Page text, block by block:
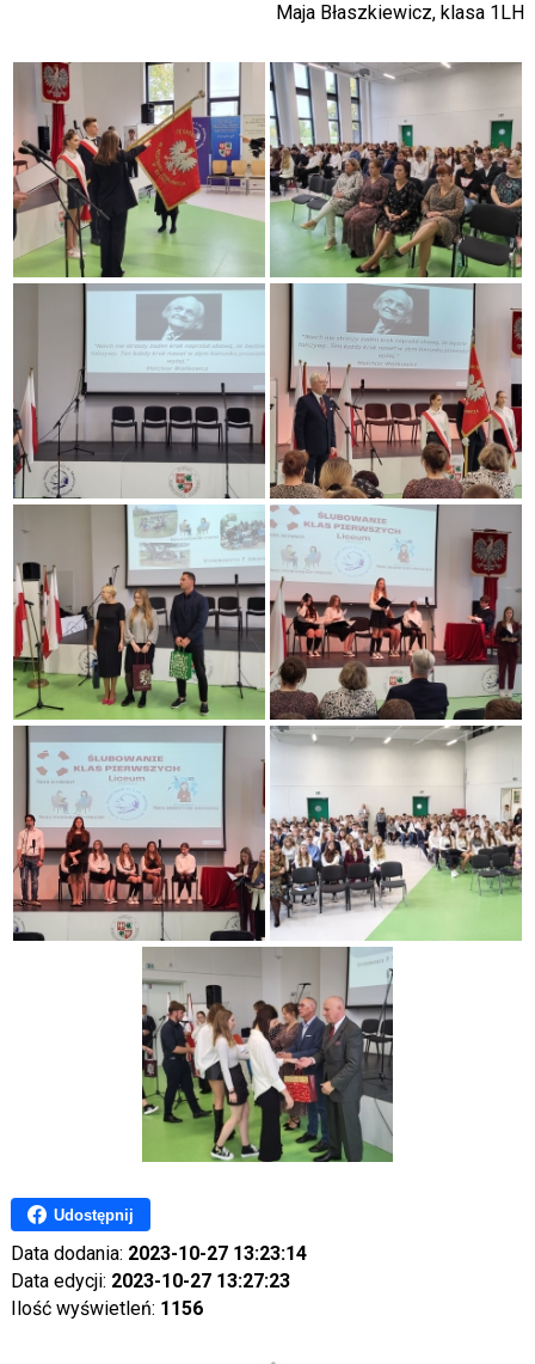
Maja Błaszkiewicz, klasa 1LH
Udostępnij
Data dodania: 2023-10-27 13:23:14
Data edycji: 2023-10-27 13:27:23
Ilość wyświetleń: 1156